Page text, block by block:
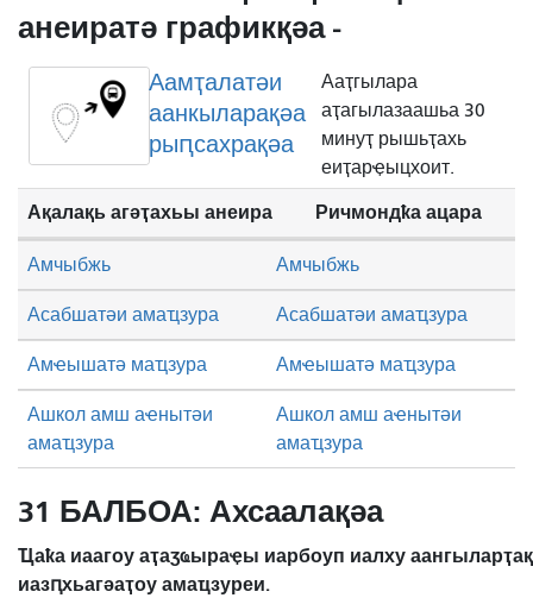
анеиратә графикқәа -
Аамҭалатәи
аанкыларақәа
рыԥсахрақәа
Ааҭгылара
аҭагылазаашьа 30
минуҭ рышьҭахь
еиҭарҿыцхоит.
Ақалақь агәҭахьы анеира Ричмондҟа ацара
Асабшатәи амаҵзура Асабшатәи амаҵзура
Амҽышатә маҵзура Амҽышатә маҵзура
Амчыбжь Амчыбжь
Ашкол амш аҽнытәи
амаҵзура
Ашкол амш аҽнытәи
амаҵзура
31 БАЛБОА: Ахсаалақәа
Ҵаҟа иаагоу аҭаӡҩыраҿы иарбоуп иалху
иазԥхьагәаҭоу амаҵзуреи.